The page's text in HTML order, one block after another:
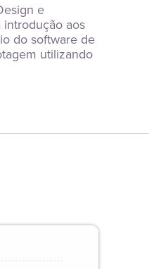
e
aos
do software de
utilizando